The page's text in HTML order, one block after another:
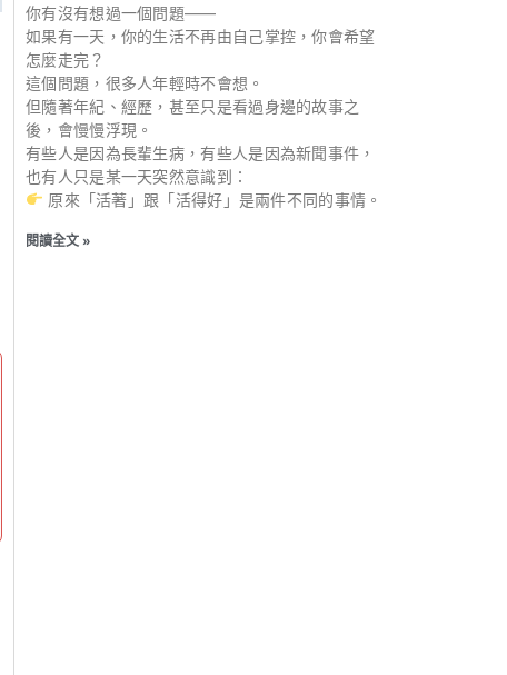
你有沒有想過一個問題——
如果有一天，你的生活不再由自己掌控，你會希望
怎麼走完？
這個問題，很多人年輕時不會想。
但隨著年紀、經歷，甚至只是看過身邊的故事之
後，會慢慢浮現。
有些人是因為長輩生病，有些人是因為新聞事件，
也有人只是某一天突然意識到：
原來「活著」跟「活得好」是兩件不同的事情。
閱讀全文 »